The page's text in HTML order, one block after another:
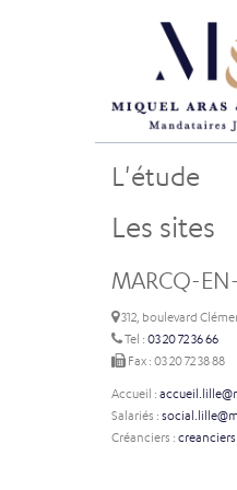
L'étude
Les sites
MARCQ-
312, boulevard
Tel : 03 20 72 36 66
Fax : 03 20 72 38 88
Accueil :
Salariés :
Créanciers :